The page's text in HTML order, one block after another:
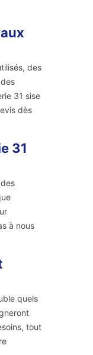
des
31 sise
dès
31
à nous
quels
tout